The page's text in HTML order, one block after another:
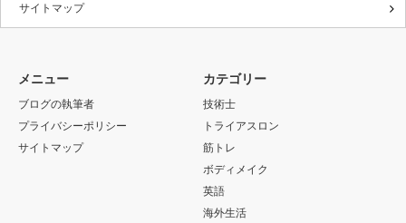
サイトマップ
メニュー
ブログの執筆者
プライバシーポリシー
サイトマップ
カテゴリー
技術士
トライアスロン
筋トレ
ボディメイク
英語
海外生活